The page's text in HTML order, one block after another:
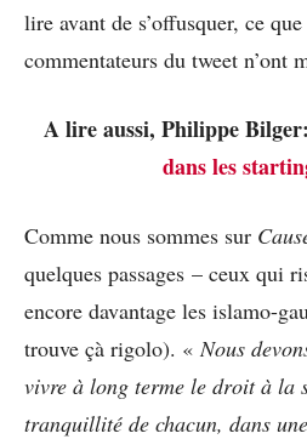
lire avant de s’offusquer, ce
commentateurs du tweet n’ont
A lire aussi, Philippe Bilger:
dans les
Comme nous sommes sur
quelques passages – ceux qui
encore davantage les islamo-
trouve çà rigolo). « Nous
vivre à long terme le droit à la
tranquillité de chacun, dans